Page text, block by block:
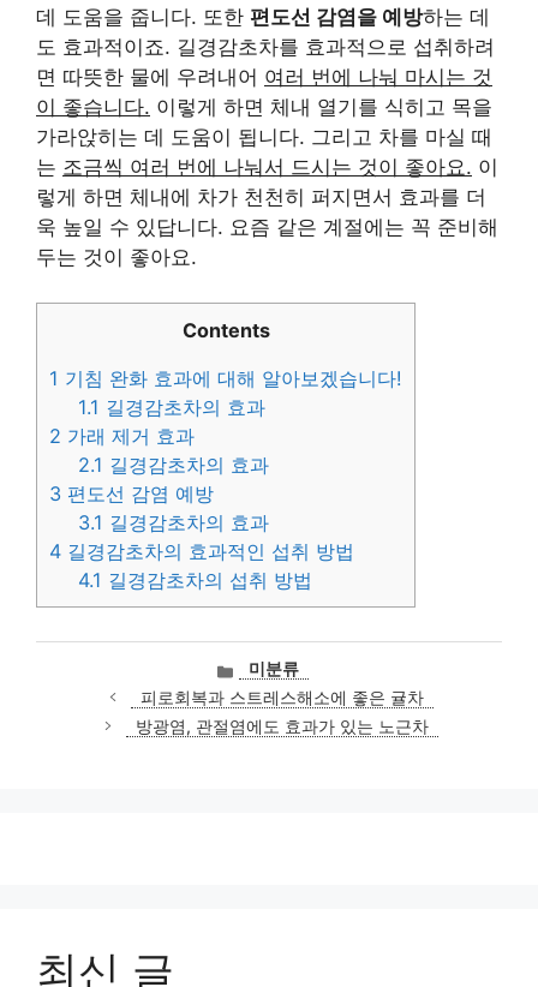
데 도움을 줍니다. 또한 편도선 감염을 예방하는 데
도 효과적이죠. 길경감초차를 효과적으로 섭취하려
면 따뜻한 물에 우려내어 여러 번에 나눠 마시는 것
이 좋습니다. 이렇게 하면 체내 열기를 식히고 목을
가라앉히는 데 도움이 됩니다. 그리고 차를 마실 때
는 조금씩 여러 번에 나눠서 드시는 것이 좋아요. 이
렇게 하면 체내에 차가 천천히 퍼지면서 효과를 더
욱 높일 수 있답니다. 요즘 같은 계절에는 꼭 준비해
두는 것이 좋아요.
Contents
1 기침 완화 효과에 대해 알아보겠습니다!
1.1 길경감초차의 효과
2 가래 제거 효과
2.1 길경감초차의 효과
3 편도선 감염 예방
3.1 길경감초차의 효과
4 길경감초차의 효과적인 섭취 방법
4.1 길경감초차의 섭취 방법
카
테
고
리
미분류
피로회복과 스트레스해소에 좋은 귤차
방광염, 관절염에도 효과가 있는 노근차
최신 글